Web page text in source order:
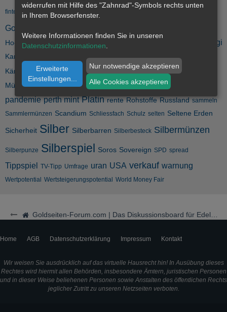
Goldseiten-Forum.com | Das Diskussionsboard für Edelmetalle & Rohstoffe
fintech Flüchtlinge Gold Goldhändler
Goldmünze
Hooton Händler impfzwang kalergi
Kanada Krisenvorsorge Kryptowährung Krügerrand
Känguru Lithium merkel migration Minen Münze Münze Berlin
Münzen Münzmesse NatGas ngo Nickel NWO Palladium
pandemie perth mint Platin rente Rohstoffe Russland sammeln
Sammlermünzen Scandium Schliessfach Schulz selten Seltene Erden
Sicherheit Silber Silberbarren Silberbesteck Silbermünzen
Silberpunze Silberspiel Soros Sovereign SPD spread
Tippspiel TV-Tipp Umfrage uran USA verkauf warnung
Wertpotential Wertsteigerungspotential World Money Fair
Home AGB Datenschutzerklärung Impressum Kontakt
Wir weisen Sie ausdrücklich auf das virtuelle Hausrecht hin! In Ausübung dieses
Rechtes wird hiermit allen Behörden, insbesondere Ämtern, juristischen Personen
und in dieser Weise beliehenen Personen sowie Anstalten des öffentlichen Rechts
jeglicher Zutritt zu unseren Netzseiten verboten.
widerrufen mit Hilfe des "Zahnrad"-Symbols rechts unten
in Ihrem Browserfenster.
Weitere Informationen finden Sie in unseren
Datenschutzinformationen
Erweiterte
Einstellungen...
Nur notwendige akzeptieren
Alle Cookies akzeptieren